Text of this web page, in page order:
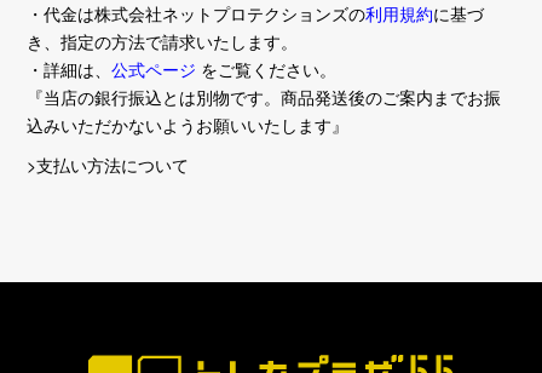
・代金は株式会社ネットプロテクションズの利用規約に基づ
き、指定の方法で請求いたします。
・詳細は、公式ページ をご覧ください。
『当店の銀行振込とは別物です。商品発送後のご案内までお振
込みいただかないようお願いいたします』
>支払い方法について